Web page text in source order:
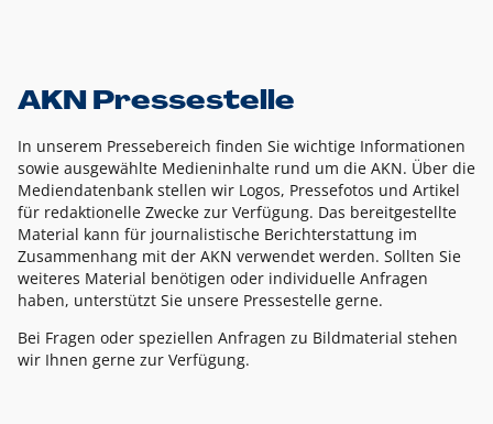
AKN Pressestelle
In unserem Pressebereich finden Sie wichtige Informationen
sowie ausgewählte Medieninhalte rund um die AKN. Über die
Mediendatenbank stellen wir Logos, Pressefotos und Artikel
für redaktionelle Zwecke zur Verfügung. Das bereitgestellte
Material kann für journalistische Berichterstattung im
Zusammenhang mit der AKN verwendet werden. Sollten Sie
weiteres Material benötigen oder individuelle Anfragen
haben, unterstützt Sie unsere Pressestelle gerne.
Bei Fragen oder speziellen Anfragen zu Bildmaterial stehen
wir Ihnen gerne zur Verfügung.